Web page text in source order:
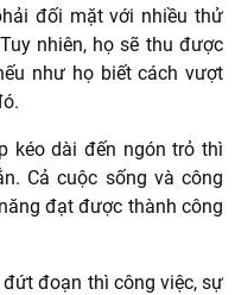
đối mặt với nhiều thử
nhiên, họ sẽ thu được
như họ biết cách vượt
kéo dài đến ngón trỏ thì
Cả cuộc sống và công
đạt được thành công
đoạn thì công việc, sự